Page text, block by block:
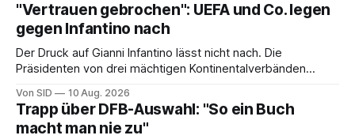
"Vertrauen gebrochen": UEFA und Co. legen
gegen Infantino nach
Der Druck auf Gianni Infantino lässt nicht nach. Die
Präsidenten von drei mächtigen Kontinentalverbänden
Von SID 10 Aug. 2026
Trapp über DFB-Auswahl: "So ein Buch
macht man nie zu"